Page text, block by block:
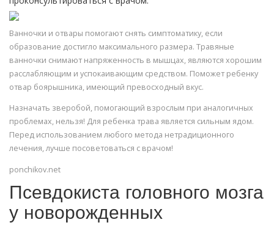
Ванночки и отвары помогают снять симптоматику, если
образование достигло максимального размера. Травяные
ванночки снимают напряженность в мышцах, являются хорошим
расслабляющим и успокаивающим средством. Поможет ребенку
отвар боярышника, имеющий превосходный вкус.
Назначать зверобой, помогающий взрослым при аналогичных
проблемах, нельзя! Для ребенка трава является сильным ядом.
Перед использованием любого метода нетрадиционного
лечения, лучше посоветоваться с врачом!
ponchikov.net
Псевдокиста головного мозга
у новорожденных